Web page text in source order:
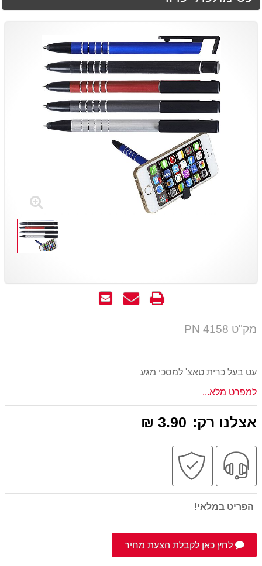
שלח
שאל
הדפס
מק"ט PN 4158
עט בעל כרית טאצ' למסכי מגע
למפרט מלא...
אצלנו רק: 3.90 ₪
שירות
מקצועי
הפריט במלאי!
לחץ כאן לקבלת הצעת מחיר